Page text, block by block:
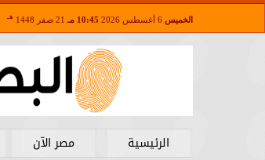
الخميس 10:45 مـ 21 صفر 1448 هـ
الرئيسية مصر الآن